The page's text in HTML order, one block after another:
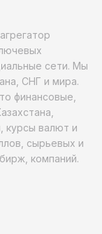
сети. Мы
СНГ и мира.
финансовые,
курсы валют и
сырьевых и
компаний.